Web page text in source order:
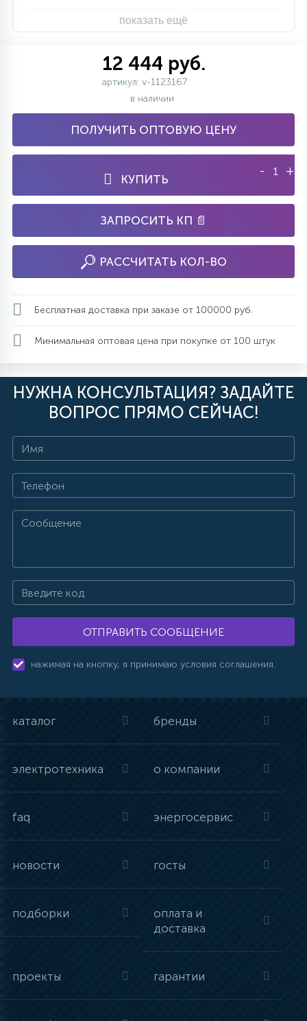
показать ещё
12 444 руб.
артикул: v-1123167
в наличии
ПОЛУЧИТЬ ОПТОВУЮ ЦЕНУ
КУПИТЬ
- +
ЗАПРОСИТЬ КП 📄
РАССЧИТАТЬ КОЛ-ВО
Бесплатная доставка при заказе от 100000 руб.
Минимальная оптовая цена при покупке от 100 штук
НУЖНА КОНСУЛЬТАЦИЯ? ЗАДАЙТЕ
ВОПРОС ПРЯМО СЕЙЧАС!
ОТПРАВИТЬ СООБЩЕНИЕ
нажимая на кнопку, я принимаю условия соглашения.
каталог бренды
электротехника о компании
faq энергосервис
новости госты
подборки
оплата и
доставка
проекты гарантии